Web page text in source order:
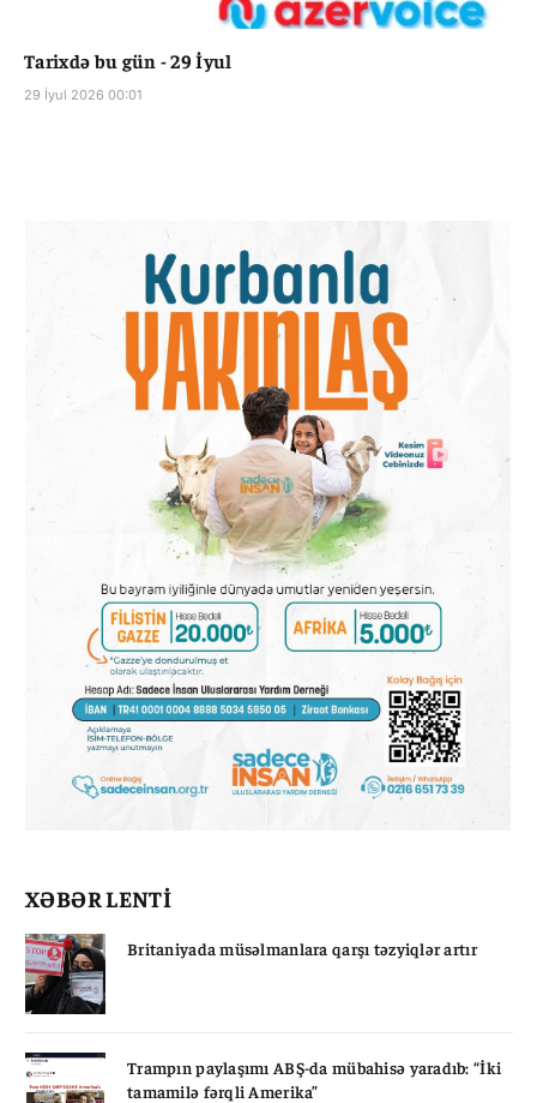
Tarixdə bu gün - 29 İyul
29 İyul 2026 00:01
XƏBƏR LENTİ
Britaniyada müsəlmanlara qarşı təzyiqlər artır
Trampın paylaşımı ABŞ-da mübahisə yaradıb: “İki
tamamilə fərqli Amerika”